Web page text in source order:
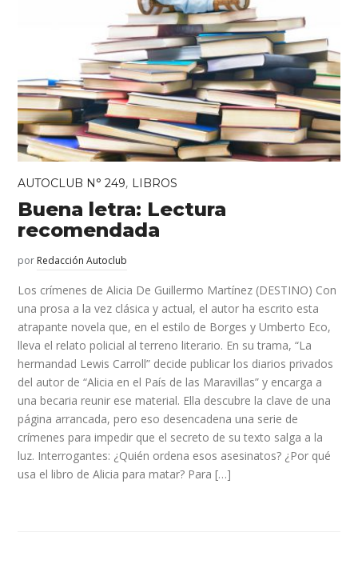
AUTOCLUB N° 249, LIBROS
Buena letra: Lectura
recomendada
por Redacción Autoclub
Los crímenes de Alicia De Guillermo Martínez (DESTINO) Con
una prosa a la vez clásica y actual, el autor ha escrito esta
atrapante novela que, en el estilo de Borges y Umberto Eco,
lleva el relato policial al terreno literario. En su trama, “La
hermandad Lewis Carroll” decide publicar los diarios privados
del autor de “Alicia en el País de las Maravillas” y encarga a
una becaria reunir ese material. Ella descubre la clave de una
página arrancada, pero eso desencadena una serie de
crímenes para impedir que el secreto de su texto salga a la
luz. Interrogantes: ¿Quién ordena esos asesinatos? ¿Por qué
usa el libro de Alicia para matar? Para […]